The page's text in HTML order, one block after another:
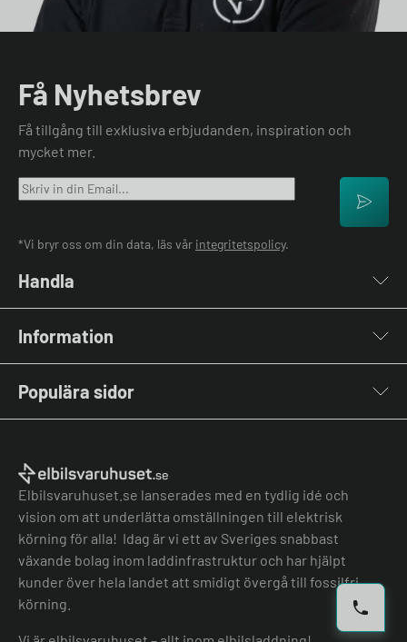
Få Nyhetsbrev
Få tillgång till exklusiva erbjudanden, inspiration och
mycket mer.
*Vi bryr oss om din data, läs vår integritetspolicy.
Handla
Laddkablar
Kabelhållare
Stolpar & Fästen
Portabla Laddare
Övriga tillbehör
Information
Kontakta oss
Vanliga frågor & svar
El-lexikon
Installation
Grön teknik bidrag
Lastbalansering
Köpvillkor
Köpvillkor batteri
Felanmälan
Hantera cookies
Populära sidor
Elbilsladdare företag
Laddbox bäst i test
Bilmärken
Jämför laddboxar
Jämför hembatterier
Elbilsvaruhuset.se lanserades med en tydlig idé och
vision om att underlätta omställningen till elektrisk
körning för alla! Idag är vi ett av Sveriges snabbast
växande bolag inom laddinfrastruktur och har hjälpt
kunder över hela landet att smidigt övergå till fossilfri
körning.